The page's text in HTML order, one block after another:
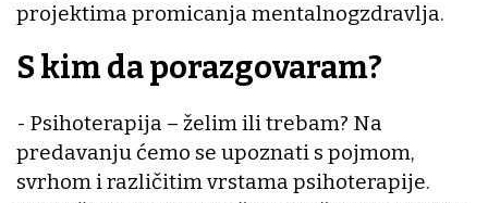
projektima promicanja mentalnogzdravlja.
S kim da porazgovaram?
- Psihoterapija – želim ili trebam? Na
predavanju ćemo se upoznati s pojmom,
svrhom i različitim vrstama psihoterapije.